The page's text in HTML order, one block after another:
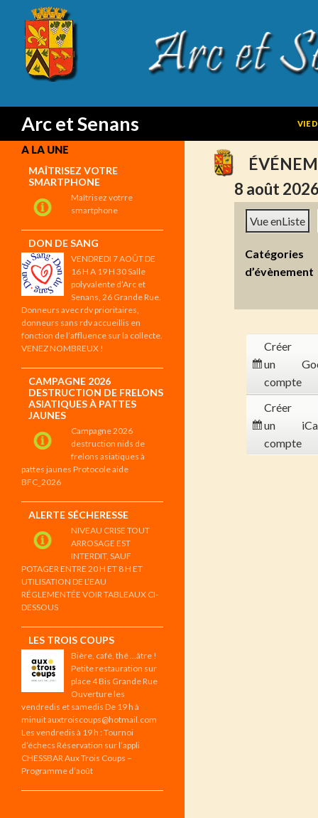
Arc et Senans
Search
VIE
8 août 2026
Vue enListe
Catégories
d’évènement
Créer
un
compte
Créer
un
compte
A LA UNE
MAÎTRISEZ VOTRE
SMARTPHONE
Maîtrisez votrre
smartphone
DON DE SANG
VENDREDI 7 AOÛT DE
16 H A 19 H 30 Salle
polyvalente d’Arc et
Senans, 26 Grande Rue.
Donneurs avec rdv prioritaires,
donneurs sans rdv accueillis en
fonction de l’affluence sur la collecte.
VENEZ NOMBREUX !
CAMPAGNE 2026
DESTRUCTION DE FRELONS
ASIATIQUES À PATTES
JAUNES
Campagne 2026
destruction nids de
frelons asiatiques à
pattes jaunes Protocole aide
BFC_2026
ALERTE SÉCHERESSE
NIVEAU CRISE TOUT
ARROSAGE EST
INTERDIT, SAUF
POTAGER ENTRE 20 H ET 8 H ET
UTILISATION DE L’EAU
RÉGLEMENTÉE VOIR TABLEAUX CI-
DESSOUS
LES TROIS COUPS
Bière, café, thé …âtre !
Petite restauration sur
place 4 Bis Grande Rue
Ouverture les
vendredis et samedis De 19 h à
minuit auxtroiscoups@hotmail.com
Les vendredis à 19 h : Tournoi
d’échecs Réservation sur l’appli
CHESSBAR Aux Trois Coups –
Programme d’août